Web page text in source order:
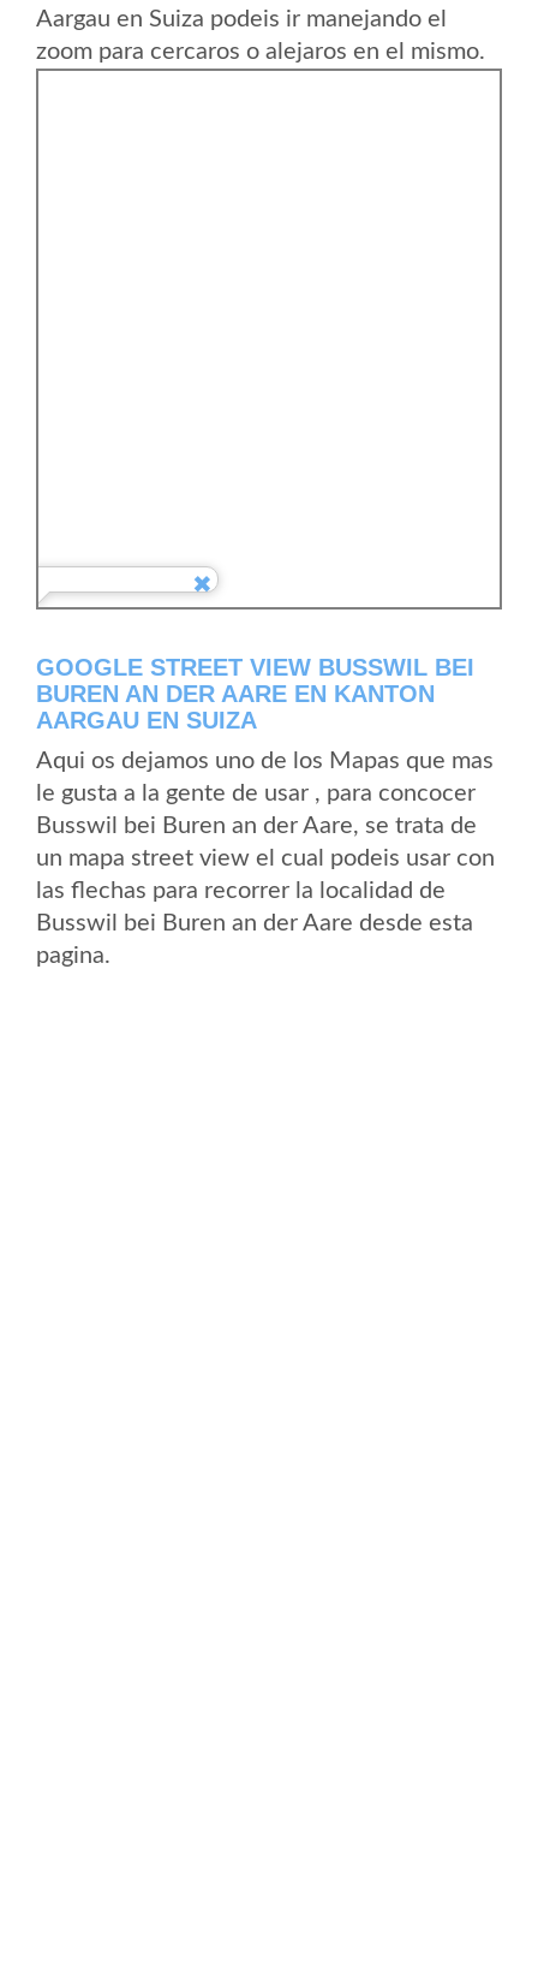
Aargau en Suiza podeis ir manejando el
zoom para cercaros o alejaros en el mismo.
GOOGLE STREET VIEW BUSSWIL BEI
BUREN AN DER AARE EN KANTON
AARGAU EN SUIZA
Aqui os dejamos uno de los Mapas que mas
le gusta a la gente de usar , para concocer
Busswil bei Buren an der Aare, se trata de
un mapa street view el cual podeis usar con
las flechas para recorrer la localidad de
Busswil bei Buren an der Aare desde esta
pagina.